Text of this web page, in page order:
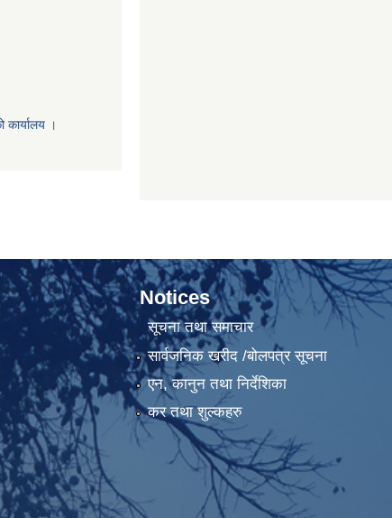
कार्यालय ।
Notices
सूचना तथा समाचार
सार्वजनिक खरीद /बोलपत्र सूचना
एन, कानुन तथा निर्देशिका
कर तथा शुल्कहरु